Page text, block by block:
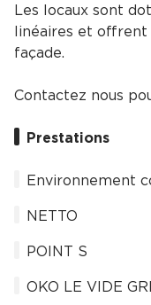
Les locaux sont
linéaires et
façade.
Contactez nous
Prestations
Environnement
NETTO
POINT S
OKO LE VIDE